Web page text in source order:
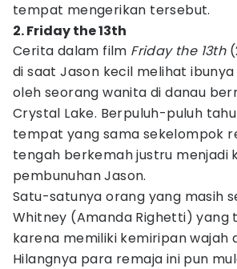
tempat mengerikan tersebut.
2. Friday the 13th
Cerita dalam film Friday the 13th
di saat Jason kecil melihat
oleh seorang wanita di danau
Crystal Lake. Berpuluh-puluh
tempat yang sama sekelompok
tengah berkemah justru menjadi
pembunuhan Jason.
Satu-satunya orang yang masih
Whitney (Amanda Righetti) yang
karena memiliki kemiripan wajah
Hilangnya para remaja ini pun